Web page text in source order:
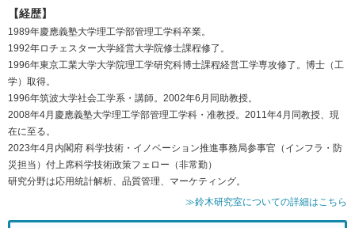
【経歴】
1989年慶應義塾大学理工学部管理工学科卒業。
1992年ロチェスター大学経営大学院修士課程修了。
1996年東京工業大学大学院理工学研究科博士課程経営工学専攻修了。博士（工
学）取得。
1996年筑波大学社会工学系・講師。2002年6月同助教授。
2008年4月慶應義塾大学理工学部管理工学科・准教授。2011年4月同教授、現
在に至る。
2023年4月内閣府 科学技術・イノベーション推進事務局参事官（インフラ・防
災担当）付上席科学技術政策フェロー（非常勤）
研究分野は応用統計解析、品質管理、マーケティング。
≫鈴木研究室についての詳細はこちら